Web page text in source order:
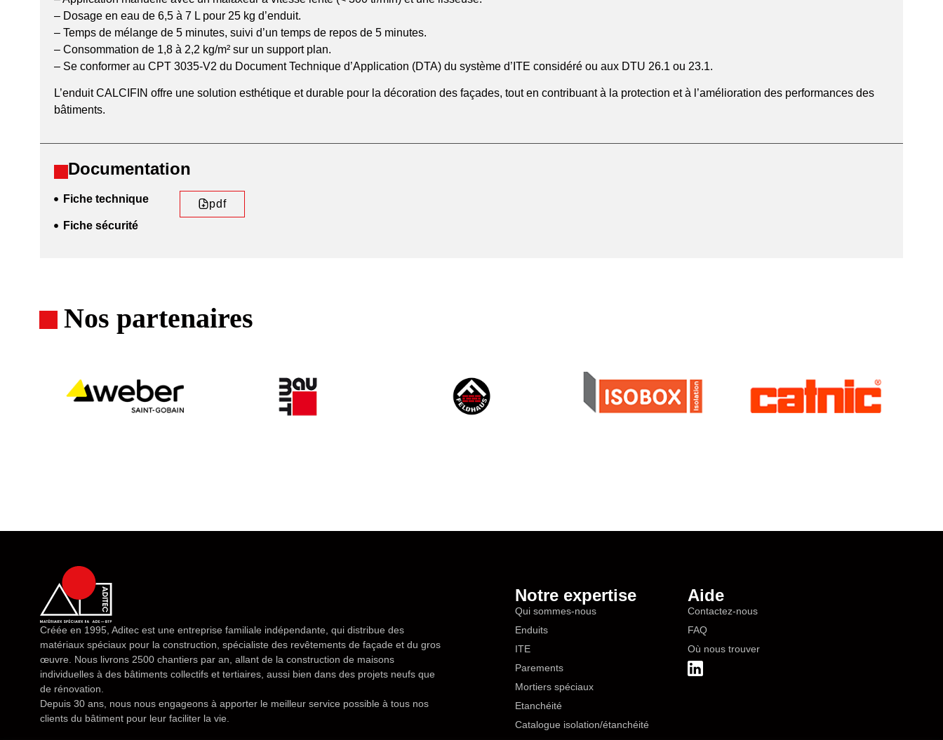
– Dosage en eau de 6,5 à 7 L pour 25 kg d’enduit.
– Temps de mélange de 5 minutes, suivi d’un temps de repos de 5 minutes.
– Consommation de 1,8 à 2,2 kg/m² sur un support plan.
– Se conformer au CPT 3035-V2 du Document Technique d’Application (DTA) du système d’ITE considéré ou aux DTU 26.1 ou 23.1.
L’enduit CALCIFIN offre une solution esthétique et durable pour la décoration des façades, tout en contribuant à la protection et à l’amélioration des performances des
bâtiments.
Documentation
Fiche technique
pdf
Fiche sécurité
Nos partenaires
Créée en 1995, Aditec est une entreprise familiale indépendante, qui distribue des
matériaux spéciaux pour la construction, spécialiste des revêtements de façade et du gros
œuvre. Nous livrons 2500 chantiers par an, allant de la construction de maisons
individuelles à des bâtiments collectifs et tertiaires, aussi bien dans des projets neufs que
de rénovation.
Depuis 30 ans, nous nous engageons à apporter le meilleur service possible à tous nos
clients du bâtiment pour leur faciliter la vie.
Notre expertise
Qui sommes-nous
Enduits
ITE
Parements
Mortiers spéciaux
Etanchéité
Catalogue isolation/étanchéité
Aide
Contactez-nous
FAQ
Où nous trouver